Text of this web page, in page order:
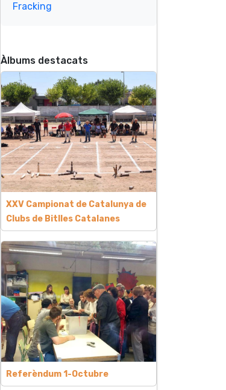
Fracking
Àlbums destacats
XXV Campionat de Catalunya de
Clubs de Bitlles Catalanes
Referèndum 1-Octubre